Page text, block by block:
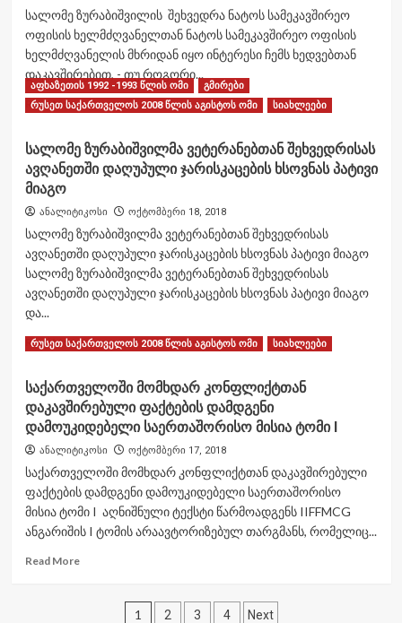
და
ქართველები
ყველაზე
მეტად
კავკასიაში?!
სალომე ზურაბიშვილის შეხვედრა ნატოს სამეკავშირეო
ოფისის ხელმძღვანელთან ნატოს სამეკავშირეო ოფისის
ხელმძღვანელის მხრიდან იყო ინტერესი ჩემს ხედვებთან
დაკავშირებით, - თუ როგორი...
Read MoreRead
სალომე
ზურაბიშვილის
სამეკავშირეო
ოფისის
ხელმძღვანელთან
აფხაზეთის 1992 -1993 წლის ომი
გმირები
რუსეთ საქართველოს 2008 წლის აგისტოს ომი
სიახლეები
სალომე ზურაბიშვილმა ვეტერანებთან შეხვედრისას
ავღანეთში დაღუპული ჯარისკაცების ხსოვნას პატივი
მიაგო
ანალიტიკოსი ოქტომბერი 18, 2018
სალომე ზურაბიშვილმა ვეტერანებთან შეხვედრისას
ავღანეთში დაღუპული ჯარისკაცების ხსოვნას პატივი მიაგო
სალომე ზურაბიშვილმა ვეტერანებთან შეხვედრისას
ავღანეთში დაღუპული ჯარისკაცების ხსოვნას პატივი მიაგო
და...
Read MoreRead
სალომე
ზურაბიშვილმა
ვეტერანებთან
შეხვედრისას
ავღანეთში
დაღუპული
ჯარისკაცების
ხსოვნას
პატივი
მიაგო
რუსეთ საქართველოს 2008 წლის აგისტოს ომი სიახლეები
საქართველოში მომხდარ კონფლიქტთან
დაკავშირებული ფაქტების დამდგენი
დამოუკიდებელი საერთაშორისო მისია ტომი I
ანალიტიკოსი ოქტომბერი 17, 2018
საქართველოში მომხდარ კონფლიქტთან დაკავშირებული
ფაქტების დამდგენი დამოუკიდებელი საერთაშორისო
მისია ტომი I აღნიშნული ტექსტი წარმოადგენს IIFFMCG
ანგარიშის I ტომის არაავტორიზებულ თარგმანს, რომელიც...
Read MoreRead
საქართველოშიჩანაწერების
1 2 3 4 Next